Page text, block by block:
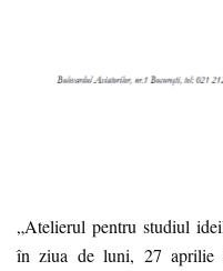
„Atelierul pentru studiul
în ziua de luni, 27 aprilie